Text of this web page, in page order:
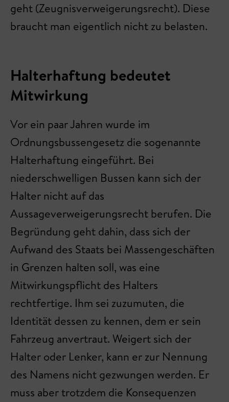
geht (Zeugnisverweigerungsrecht). Diese
braucht man eigentlich nicht zu belasten.
Halterhaftung bedeutet
Mitwirkung
Vor ein paar Jahren wurde im
Ordnungsbussengesetz die sogenannte
Halterhaftung eingeführt. Bei
niederschwelligen Bussen kann sich der
Halter nicht auf das
Aussageverweigerungsrecht berufen. Die
Begründung geht dahin, dass sich der
Aufwand des Staats bei Massengeschäften
in Grenzen halten soll, was eine
Mitwirkungspflicht des Halters
rechtfertige. Ihm sei zuzumuten, die
Identität dessen zu kennen, dem er sein
Fahrzeug anvertraut. Weigert sich der
Halter oder Lenker, kann er zur Nennung
des Namens nicht gezwungen werden. Er
muss aber trotzdem die Konsequenzen